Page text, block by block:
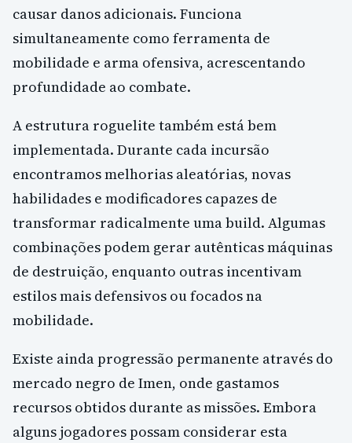
causar danos adicionais. Funciona
simultaneamente como ferramenta de
mobilidade e arma ofensiva, acrescentando
profundidade ao combate.
A estrutura roguelite também está bem
implementada. Durante cada incursão
encontramos melhorias aleatórias, novas
habilidades e modificadores capazes de
transformar radicalmente uma build. Algumas
combinações podem gerar autênticas máquinas
de destruição, enquanto outras incentivam
estilos mais defensivos ou focados na
mobilidade.
Existe ainda progressão permanente através do
mercado negro de Imen, onde gastamos
recursos obtidos durante as missões. Embora
alguns jogadores possam considerar esta